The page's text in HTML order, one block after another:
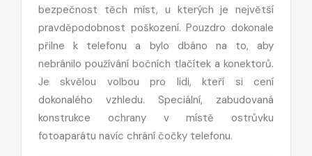
bezpečnost těch míst, u kterých je největší
pravděpodobnost poškození. Pouzdro dokonale
přilne k telefonu a bylo dbáno na to, aby
nebránilo používání bočních tlačítek a konektorů.
Je skvělou volbou pro lidi, kteří si cení
dokonalého vzhledu. Speciální, zabudovaná
konstrukce ochrany v místě ostrůvku
fotoaparátu navíc chrání čočky telefonu.